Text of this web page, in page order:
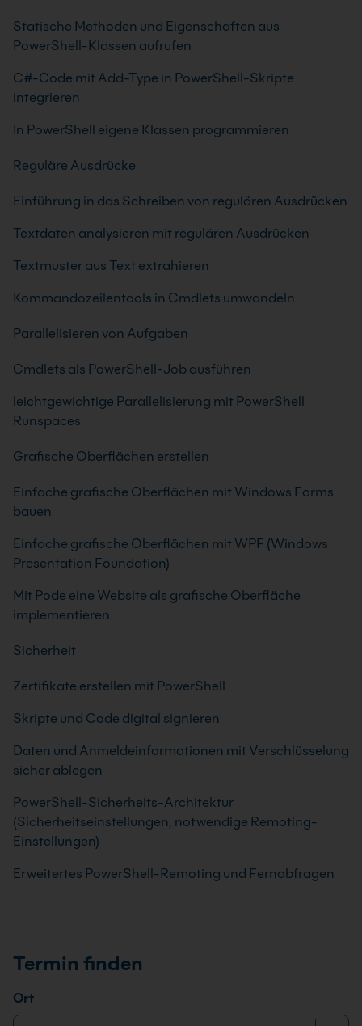
Statische Methoden und Eigenschaften aus
PowerShell-Klassen aufrufen
C#-Code mit Add-Type in PowerShell-Skripte
integrieren
In PowerShell eigene Klassen programmieren
Reguläre Ausdrücke
Einführung in das Schreiben von regulären Ausdrücken
Textdaten analysieren mit regulären Ausdrücken
Textmuster aus Text extrahieren
Kommandozeilentools in Cmdlets umwandeln
Parallelisieren von Aufgaben
Cmdlets als PowerShell-Job ausführen
leichtgewichtige Parallelisierung mit PowerShell
Runspaces
Grafische Oberflächen erstellen
Einfache grafische Oberflächen mit Windows Forms
bauen
Einfache grafische Oberflächen mit WPF (Windows
Presentation Foundation)
Mit Pode eine Website als grafische Oberfläche
implementieren
Sicherheit
Zertifikate erstellen mit PowerShell
Skripte und Code digital signieren
Daten und Anmeldeinformationen mit Verschlüsselung
sicher ablegen
PowerShell-Sicherheits-Architektur
(Sicherheitseinstellungen, notwendige Remoting-
Einstellungen)
Erweitertes PowerShell-Remoting und Fernabfragen
Termin finden
Ort